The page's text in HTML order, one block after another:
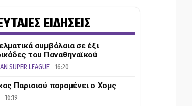
ΕΙΔΗΣΕΙΣ
συμβόλαια σε έξι
του Παναθηναϊκού
SUPER LEAGUE 16:20
Παρισιού παραμένει ο Χομς
16:19